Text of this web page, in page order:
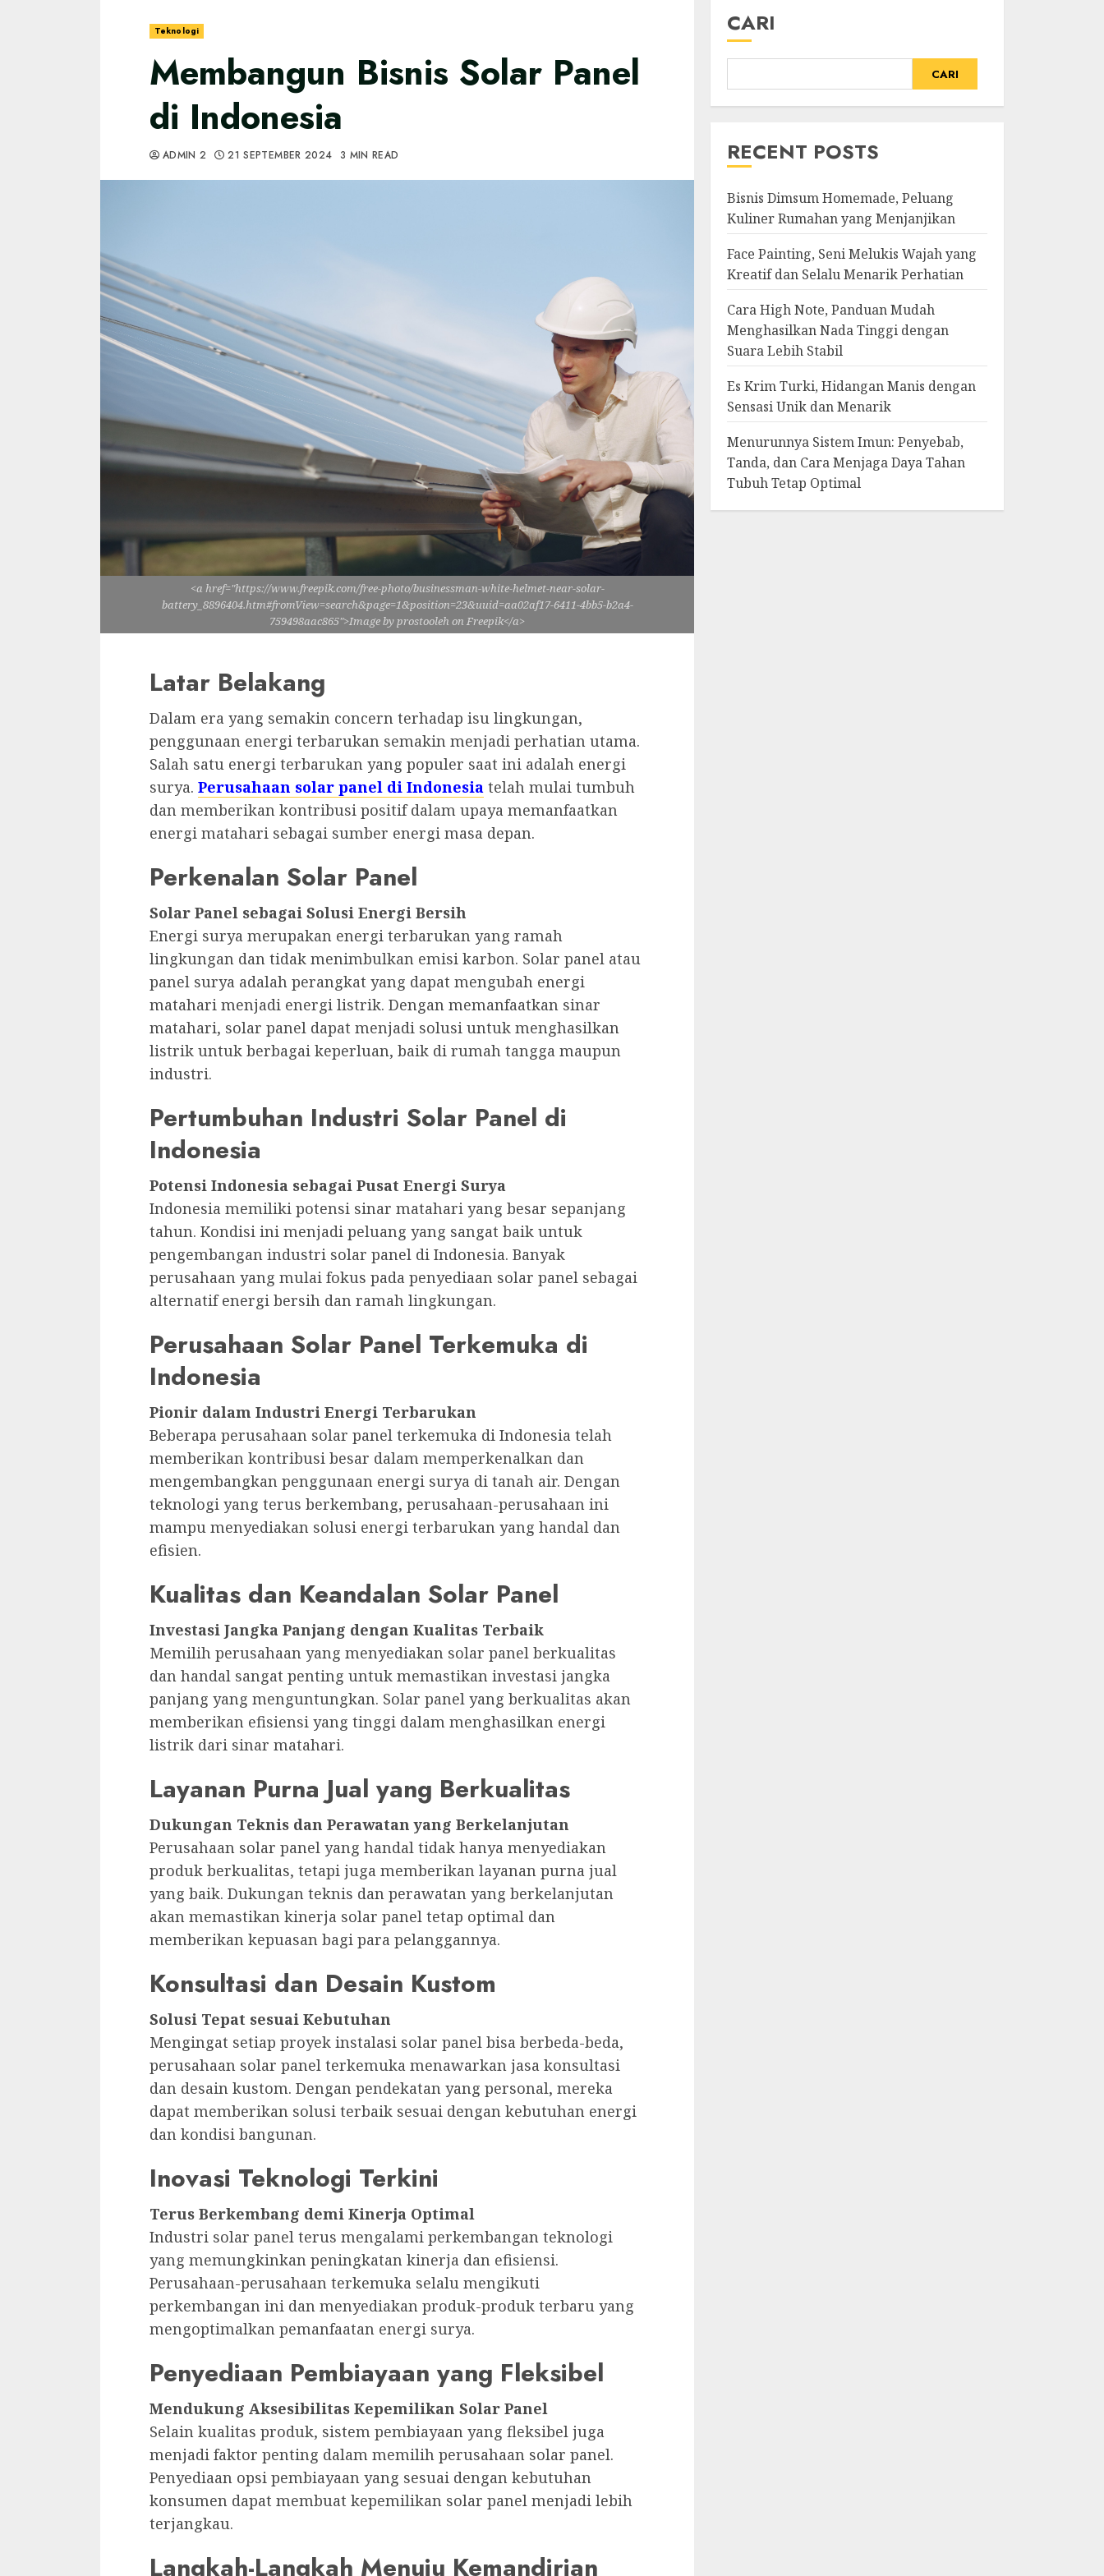
Teknologi
Membangun Bisnis Solar Panel
di Indonesia
ADMIN 2 21 SEPTEMBER 2024 3 MIN READ
<a href="https://www.freepik.com/free-photo/businessman-white-helmet-near-solar-
battery_8896404.htm#fromView=search&page=1&position=23&uuid=aa02af17-6411-4bb5-b2a4-
759498aac865">Image by prostooleh on Freepik</a>
Latar Belakang
Dalam era yang semakin concern terhadap isu lingkungan,
penggunaan energi terbarukan semakin menjadi perhatian utama.
Salah satu energi terbarukan yang populer saat ini adalah energi
surya. Perusahaan solar panel di Indonesia telah mulai tumbuh
dan memberikan kontribusi positif dalam upaya memanfaatkan
energi matahari sebagai sumber energi masa depan.
Perkenalan Solar Panel
Solar Panel sebagai Solusi Energi Bersih
Energi surya merupakan energi terbarukan yang ramah
lingkungan dan tidak menimbulkan emisi karbon. Solar panel atau
panel surya adalah perangkat yang dapat mengubah energi
matahari menjadi energi listrik. Dengan memanfaatkan sinar
matahari, solar panel dapat menjadi solusi untuk menghasilkan
listrik untuk berbagai keperluan, baik di rumah tangga maupun
industri.
Pertumbuhan Industri Solar Panel di
Indonesia
Potensi Indonesia sebagai Pusat Energi Surya
Indonesia memiliki potensi sinar matahari yang besar sepanjang
tahun. Kondisi ini menjadi peluang yang sangat baik untuk
pengembangan industri solar panel di Indonesia. Banyak
perusahaan yang mulai fokus pada penyediaan solar panel sebagai
alternatif energi bersih dan ramah lingkungan.
Perusahaan Solar Panel Terkemuka di
Indonesia
Pionir dalam Industri Energi Terbarukan
Beberapa perusahaan solar panel terkemuka di Indonesia telah
memberikan kontribusi besar dalam memperkenalkan dan
mengembangkan penggunaan energi surya di tanah air. Dengan
teknologi yang terus berkembang, perusahaan-perusahaan ini
mampu menyediakan solusi energi terbarukan yang handal dan
efisien.
Kualitas dan Keandalan Solar Panel
Investasi Jangka Panjang dengan Kualitas Terbaik
Memilih perusahaan yang menyediakan solar panel berkualitas
dan handal sangat penting untuk memastikan investasi jangka
panjang yang menguntungkan. Solar panel yang berkualitas akan
memberikan efisiensi yang tinggi dalam menghasilkan energi
listrik dari sinar matahari.
Layanan Purna Jual yang Berkualitas
Dukungan Teknis dan Perawatan yang Berkelanjutan
Perusahaan solar panel yang handal tidak hanya menyediakan
produk berkualitas, tetapi juga memberikan layanan purna jual
yang baik. Dukungan teknis dan perawatan yang berkelanjutan
akan memastikan kinerja solar panel tetap optimal dan
memberikan kepuasan bagi para pelanggannya.
Konsultasi dan Desain Kustom
Solusi Tepat sesuai Kebutuhan
Mengingat setiap proyek instalasi solar panel bisa berbeda-beda,
perusahaan solar panel terkemuka menawarkan jasa konsultasi
dan desain kustom. Dengan pendekatan yang personal, mereka
dapat memberikan solusi terbaik sesuai dengan kebutuhan energi
dan kondisi bangunan.
Inovasi Teknologi Terkini
Terus Berkembang demi Kinerja Optimal
Industri solar panel terus mengalami perkembangan teknologi
yang memungkinkan peningkatan kinerja dan efisiensi.
Perusahaan-perusahaan terkemuka selalu mengikuti
perkembangan ini dan menyediakan produk-produk terbaru yang
mengoptimalkan pemanfaatan energi surya.
Penyediaan Pembiayaan yang Fleksibel
Mendukung Aksesibilitas Kepemilikan Solar Panel
Selain kualitas produk, sistem pembiayaan yang fleksibel juga
menjadi faktor penting dalam memilih perusahaan solar panel.
Penyediaan opsi pembiayaan yang sesuai dengan kebutuhan
konsumen dapat membuat kepemilikan solar panel menjadi lebih
terjangkau.
Langkah-Langkah Menuju Kemandirian
CARI
CARI
RECENT POSTS
Bisnis Dimsum Homemade, Peluang
Kuliner Rumahan yang Menjanjikan
Face Painting, Seni Melukis Wajah yang
Kreatif dan Selalu Menarik Perhatian
Cara High Note, Panduan Mudah
Menghasilkan Nada Tinggi dengan
Suara Lebih Stabil
Es Krim Turki, Hidangan Manis dengan
Sensasi Unik dan Menarik
Menurunnya Sistem Imun: Penyebab,
Tanda, dan Cara Menjaga Daya Tahan
Tubuh Tetap Optimal